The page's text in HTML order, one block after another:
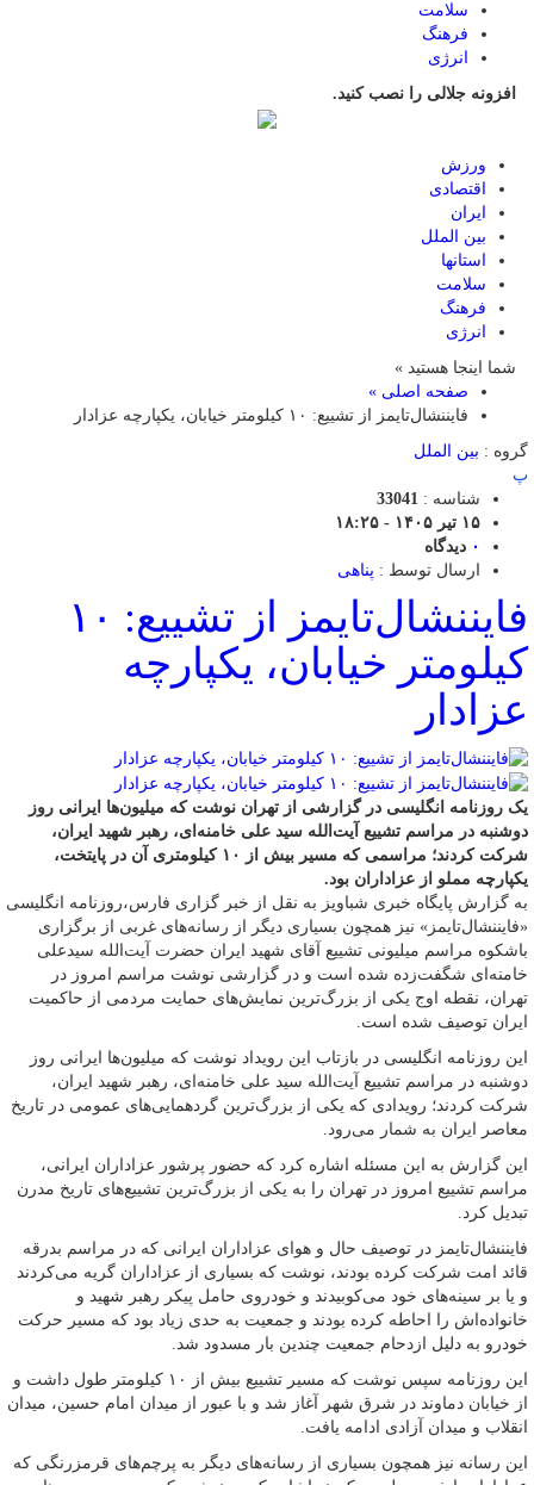
سلامت
فرهنگ
انرژی
افزونه جلالی را نصب کنید.
ورزش
اقتصادی
ایران
بین الملل
استانها
سلامت
فرهنگ
انرژی
شما اینجا هستید »
صفحه اصلی »
فایننشال‌تایمز از تشییع: ۱۰ کیلومتر خیابان، یکپارچه عزادار
گروه : بین الملل
پ
شناسه : 33041
۱۵ تیر ۱۴۰۵ - ۱۸:۲۵
۰ دیدگاه
ارسال توسط : پناهی
فایننشال‌تایمز از تشییع: ۱۰
کیلومتر خیابان، یکپارچه
عزادار
یک روزنامه انگلیسی در گزارشی از تهران نوشت که میلیون‌ها ایرانی روز
دوشنبه در مراسم تشییع آیت‌الله سید علی خامنه‌ای، رهبر شهید ایران،
شرکت کردند؛ مراسمی که مسیر بیش از ۱۰ کیلومتری آن در پایتخت،
یکپارچه مملو از عزاداران بود.
به گزارش پایگاه خبری شباویز به نقل از خبر گزاری فارس،روزنامه انگلیسی
«فایننشال‌تایمز» نیز همچون بسیاری دیگر از رسانه‌های غربی از برگزاری
باشکوه مراسم میلیونی تشییع آقای شهید ایران حضرت آیت‌الله سیدعلی
خامنه‌ای شگفت‌زده شده است و در گزارشی نوشت مراسم امروز در
تهران، نقطه اوج یکی از بزرگ‌ترین نمایش‌های حمایت مردمی از حاکمیت
ایران توصیف شده است.
این روزنامه انگلیسی در بازتاب این رویداد نوشت که میلیون‌ها ایرانی روز
دوشنبه در مراسم تشییع آیت‌الله سید علی خامنه‌ای، رهبر شهید ایران،
شرکت کردند؛ رویدادی که یکی از بزرگ‌ترین گردهمایی‌های عمومی در تاریخ
معاصر ایران به شمار می‌رود.
این گزارش به این مسئله اشاره کرد که حضور پرشور عزاداران ایرانی،
مراسم تشییع امروز در تهران را به یکی از بزرگ‌ترین تشییع‌های تاریخ مدرن
تبدیل کرد.
فایننشال‌تایمز در توصیف حال و هوای عزاداران ایرانی که در مراسم بدرقه
قائد امت شرکت کرده بودند، نوشت که بسیاری از عزاداران گریه می‌کردند
و یا بر سینه‌های خود می‌کوبیدند و خودروی حامل پیکر رهبر شهید و
خانواده‌اش را احاطه کرده بودند و جمعیت به حدی زیاد بود که مسیر حرکت
خودرو به دلیل ازدحام جمعیت چندین بار مسدود شد.
این روزنامه سپس نوشت که مسیر تشییع بیش از ۱۰ کیلومتر طول داشت و
از خیابان دماوند در شرق شهر آغاز شد و با عبور از میدان امام حسین، میدان
انقلاب و میدان آزادی ادامه یافت.
این رسانه نیز همچون بسیاری از رسانه‌های دیگر به پرچم‌های قرمزرنگی که